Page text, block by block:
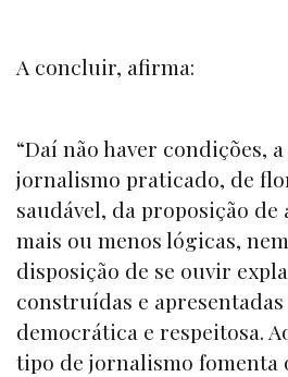
A concluir, afirma:
“Daí não haver condições,
jornalismo praticado, de
saudável, da proposição
mais ou menos lógicas,
disposição de se ouvir
construídas e
democrática e respeitosa.
tipo de jornalismo fomenta